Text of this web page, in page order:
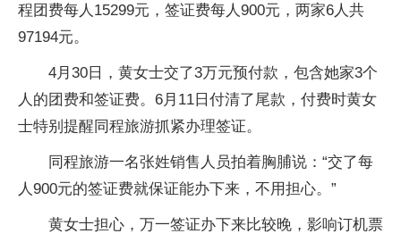
程团费每人15299元，签证费每人900元，两家6人共
97194元。
4月30日，黄女士交了3万元预付款，包含她家3个
人的团费和签证费。6月11日付清了尾款，付费时黄女
士特别提醒同程旅游抓紧办理签证。
同程旅游一名张姓销售人员拍着胸脯说：“交了每
人900元的签证费就保证能办下来，不用担心。”
黄女士担心，万一签证办下来比较晚，影响订机票